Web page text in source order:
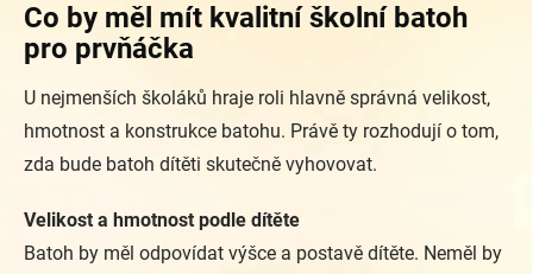
Co by měl mít kvalitní školní batoh
pro prvňáčka
U nejmenších školáků hraje roli hlavně správná velikost,
hmotnost a konstrukce batohu. Právě ty rozhodují o tom,
zda bude batoh dítěti skutečně vyhovovat.
Velikost a hmotnost podle dítěte
Batoh by měl odpovídat výšce a postavě dítěte. Neměl by